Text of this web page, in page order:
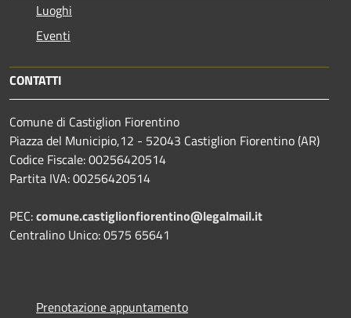
Luoghi
Eventi
CONTATTI
Comune di Castiglion Fiorentino
Piazza del Municipio,12 - 52043 Castiglion Fiorentino (AR)
Codice Fiscale: 00256420514
Partita IVA: 00256420514
PEC:comune.castiglionfiorentino@legalmail.it
Centralino Unico: 0575 65641
Prenotazione appuntamento